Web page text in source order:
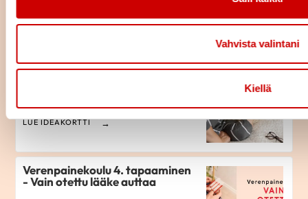
Vahvista valintani
Kiellä
LUE IDEAKORTTI
Verenpainekoulu 4. tapaaminen
- Vain otettu lääke auttaa